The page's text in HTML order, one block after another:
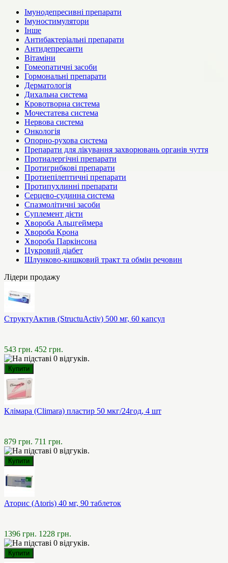
Імунодепресивні препарати
Імуностимулятори
Інше
Антибактеріальні препарати
Антидепресанти
Вітаміни
Гомеопатичні засоби
Гормональні препарати
Дерматологія
Дихальна система
Кровотворна система
Мочестатева система
Нервова система
Онкологія
Опорно-рухова система
Препарати для лікування захворювань органів чуття
Протиалергічні препарати
Протигрибкові препарати
Протиепілептичні препарати
Протипухлинні препарати
Серцево-судинна система
Спазмолітичні засоби
Суплемент дієти
Хвороба Альцгеймера
Хвороба Крона
Хвороба Паркінсона
Цукровий діабет
Шлунково-кишковий тракт та обмін речовин
Лідери продажу
СтруктуАктив (StructuActiv) 500 мг, 60 капсул
543 грн. 452 грн.
Клімара (Climara) пластир 50 мкг/24год, 4 шт
879 грн. 711 грн.
Аторис (Atoris) 40 мг, 90 таблеток
1396 грн. 1228 грн.